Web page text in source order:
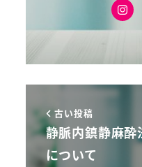
古い投稿
静脈内鎮静麻
について